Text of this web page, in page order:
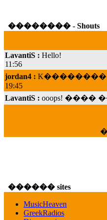
�������� - Shouts
11:56
jordan4 :
19:45
LavantiS :
���; ���� ���
veronica :E����
16:39
veronica :[URL] ����
������ sites
MusicHeaven
GreekRadios